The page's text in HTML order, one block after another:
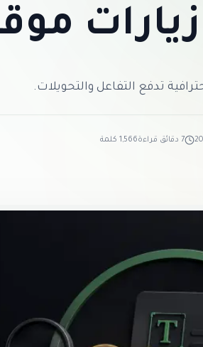
زيارات
تدفع التفاعل والتحويلات.
7 دقائق قراءة 1,566 كلمة